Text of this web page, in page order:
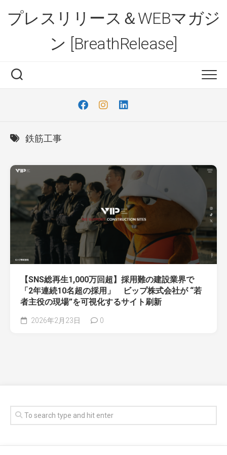
content
プレスリリース＆WEBマガジ
ン [BreathRelease]
鉄筋工事
【SNS総再生1,000万回超】採用難の建設業界で
「2年連続10名超の採用」 ビップ株式会社が “若
者主役の現場”を可視化するサイト刷新
2026年2月23日 0